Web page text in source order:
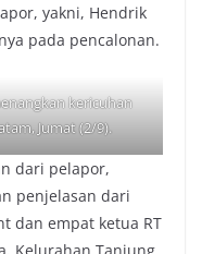
yakni, Hendrik
pada pencalonan.
kericuhan
Jumat (2/9).
dari pelapor,
penjelasan dari
dan empat ketua RT